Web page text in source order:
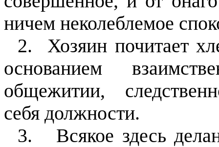
ничем неколеблемое
2.
Хозяин почитает
основанием
общежитии,
себя должности.
3.
Всякое здесь